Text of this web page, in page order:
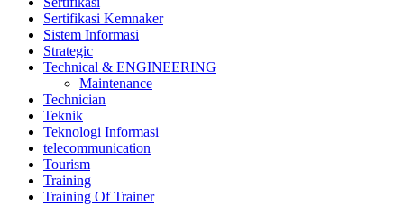
Sertifikasi Kemnaker
Sistem Informasi
Strategic
Technical & ENGINEERING
Maintenance
Technician
Teknik
Teknologi Informasi
telecommunication
Tourism
Training
Training Of Trainer